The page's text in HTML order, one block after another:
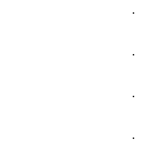
・
・
・
・